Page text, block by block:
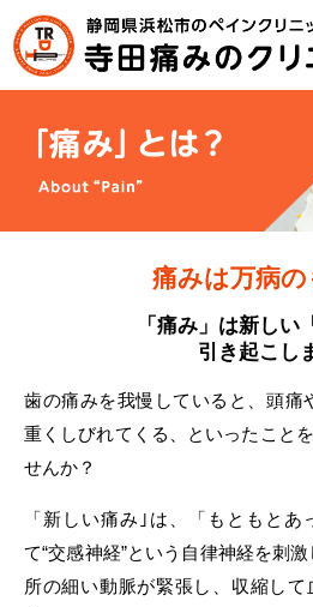
痛みは万病の
「痛み」は新しい
引き起こし
歯の痛みを我慢していると、頭痛
重くしびれてくる、といったこと
せんか？
「新しい痛み｣は、「もともと
て“交感神経”という自律神経を刺激
所の細い動脈が緊張し、収縮し